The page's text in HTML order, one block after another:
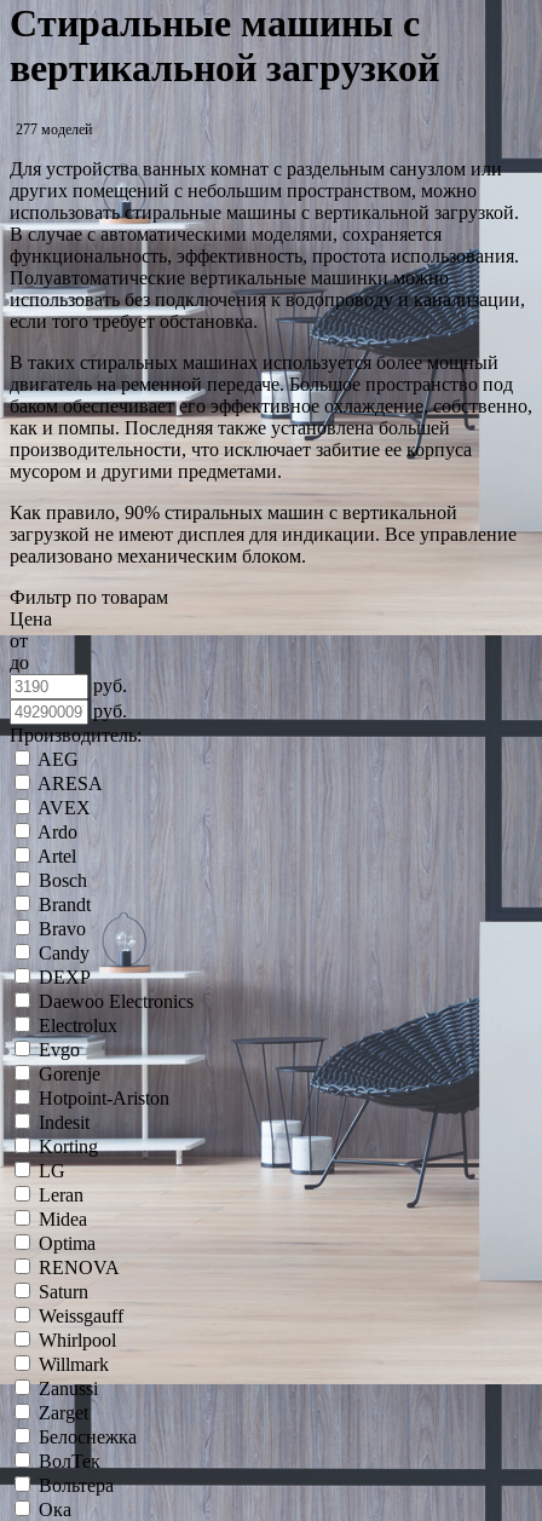
Стиральные машины с
вертикальной загрузкой
277 моделей
Для устройства ванных комнат с раздельным санузлом или
других помещений с небольшим пространством, можно
использовать стиральные машины с вертикальной загрузкой.
В случае с автоматическими моделями, сохраняется
функциональность, эффективность, простота использования.
Полуавтоматические вертикальные машинки можно
использовать без подключения к водопроводу и канализации,
если того требует обстановка.
В таких стиральных машинах используется более мощный
двигатель на ременной передаче. Большое пространство под
баком обеспечивает его эффективное охлаждение, собственно,
как и помпы. Последняя также установлена большей
производительности, что исключает забитие ее корпуса
мусором и другими предметами.
Как правило, 90% стиральных машин с вертикальной
загрузкой не имеют дисплея для индикации. Все управление
реализовано механическим блоком.
Фильтр по товарам
Цена
от
до
руб.
руб.
Производитель:
AEG
ARESA
AVEX
Ardo
Artel
Bosch
Brandt
Bravo
Candy
DEXP
Daewoo Electronics
Electrolux
Evgo
Gorenje
Hotpoint-Ariston
Indesit
Korting
LG
Leran
Midea
Optima
RENOVA
Saturn
Weissgauff
Whirlpool
Willmark
Zanussi
Zarget
Белоснежка
ВолТек
Вольтера
Ока